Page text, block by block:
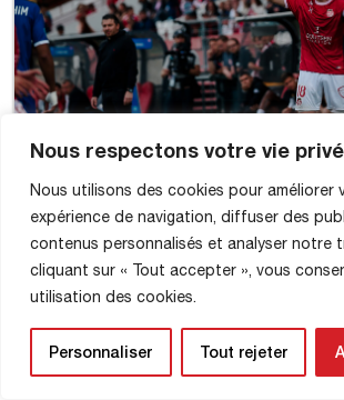
Nous respectons votre vie
Nous utilisons des cookies pour améliorer
expérience de navigation, diffuser des
contenus personnalisés et analyser notre
cliquant sur « Tout accepter », vous
utilisation des cookies.
Personnaliser Tout rejeter